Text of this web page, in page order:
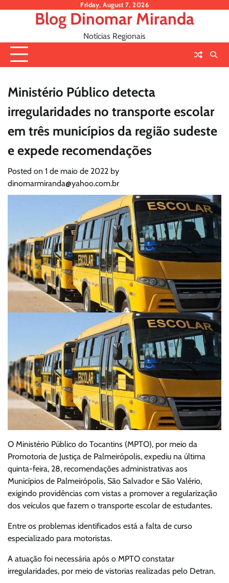
Friday, August 7, 2026
Blog Dinomar Miranda
Notícias Regionais
Ministério Público detecta
irregularidades no transporte escolar
em três municípios da região sudeste
e expede recomendações
Posted on 1 de maio de 2022 by
dinomarmiranda@yahoo.com.br
O Ministério Público do Tocantins (MPTO), por meio da
Promotoria de Justiça de Palmeirópolis, expediu na última
quinta-feira, 28, recomendações administrativas aos
Municípios de Palmeirópolis, São Salvador e São Valério,
exigindo providências com vistas a promover a regularização
dos veículos que fazem o transporte escolar de estudantes.
Entre os problemas identificados está a falta de curso
especializado para motoristas.
A atuação foi necessária após o MPTO constatar
irregularidades, por meio de vistorias realizadas pelo Detran.